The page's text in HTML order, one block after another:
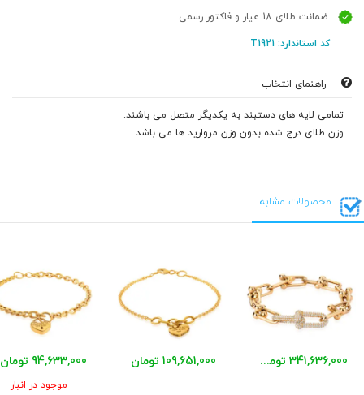
ضمانت طلای 18 عیار و فاکتور رسمی
کد استاندارد: T1921
راهنمای انتخاب
تمامی لایه های دستبند به یکدیگر متصل می باشند.
وزن طلای درج شده بدون وزن مروارید ها می باشد.
محصولات مشابه
341,636,000 تومان 109,651,000 تومان 94,633,000 تومان
موجود در انبار